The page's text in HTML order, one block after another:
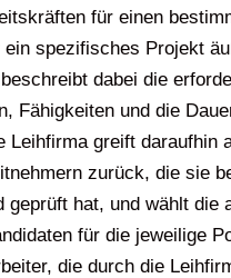
für einen
ein spezifisches Projekt
dabei die
Fähigkeiten und die
Leihfirma greift daraufhin
zurück, die sie
geprüft hat, und wählt die
für die jeweilige
die durch die